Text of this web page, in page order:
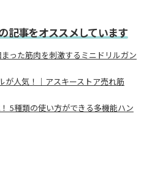
記事をオススメしています
った筋肉を刺激するミニドリルガン
が人気！｜アスキーストア売れ筋
5種類の使い方ができる多機能ハン